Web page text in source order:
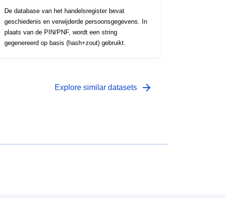
De database van het handelsregister bevat
geschiedenis en verwijderde persoonsgegevens. In
plaats van de PIN/PNF, wordt een string
gegenereerd op basis (hash+zout) gebruikt.
Explore similar datasets arrow_forward